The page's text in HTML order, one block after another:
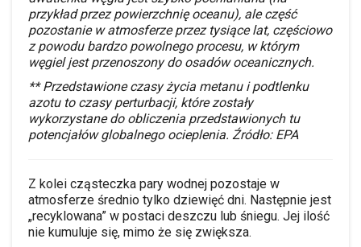
przykład przez powierzchnię oceanu), ale część
pozostanie w atmosferze przez tysiące lat, częściowo
z powodu bardzo powolnego procesu, w którym
węgiel jest przenoszony do osadów oceanicznych.
** Przedstawione czasy życia metanu i podtlenku
azotu to czasy perturbacji, które zostały
wykorzystane do obliczenia przedstawionych tu
potencjałów globalnego ocieplenia. Źródło: EPA
Z kolei cząsteczka pary wodnej pozostaje w
atmosferze średnio tylko dziewięć dni. Następnie jest
„recyklowana” w postaci deszczu lub śniegu. Jej ilość
nie kumuluje się, mimo że się zwiększa.